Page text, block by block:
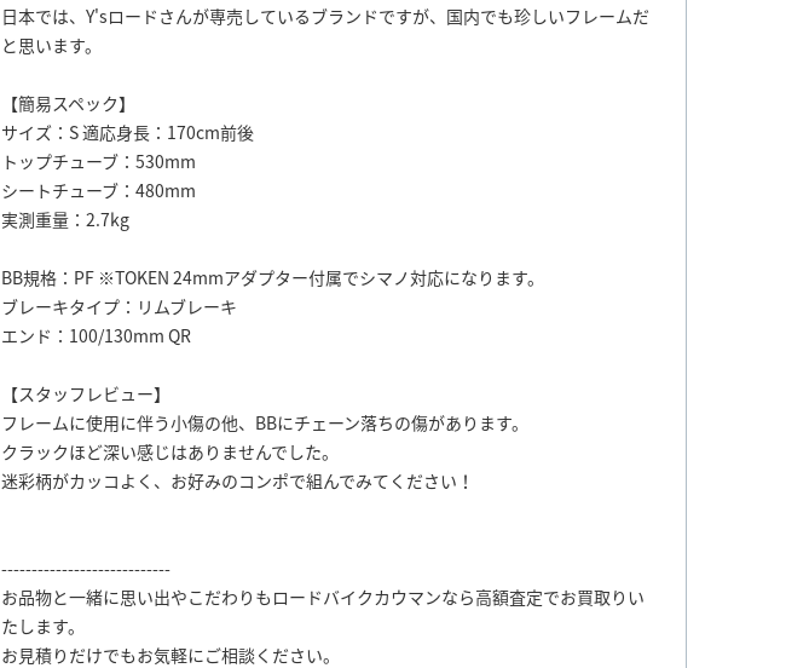
日本では、Y'sロードさんが専売しているブランドですが、国内でも珍しいフレームだ
と思います。
【簡易スペック】
サイズ：S 適応身長：170cm前後
トップチューブ：530mm
シートチューブ：480mm
実測重量：2.7kg
BB規格：PF ※TOKEN 24mmアダプター付属でシマノ対応になります。
ブレーキタイプ：リムブレーキ
エンド：100/130mm QR
【スタッフレビュー】
フレームに使用に伴う小傷の他、BBにチェーン落ちの傷があります。
クラックほど深い感じはありませんでした。
迷彩柄がカッコよく、お好みのコンポで組んでみてください！
----------------------------
お品物と一緒に思い出やこだわりもロードバイクカウマンなら高額査定でお買取りい
たします。
お見積りだけでもお気軽にご相談ください。